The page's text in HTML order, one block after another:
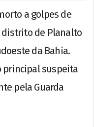
a golpes de
distrito de Planalto
da Bahia.
principal suspeita
pela Guarda